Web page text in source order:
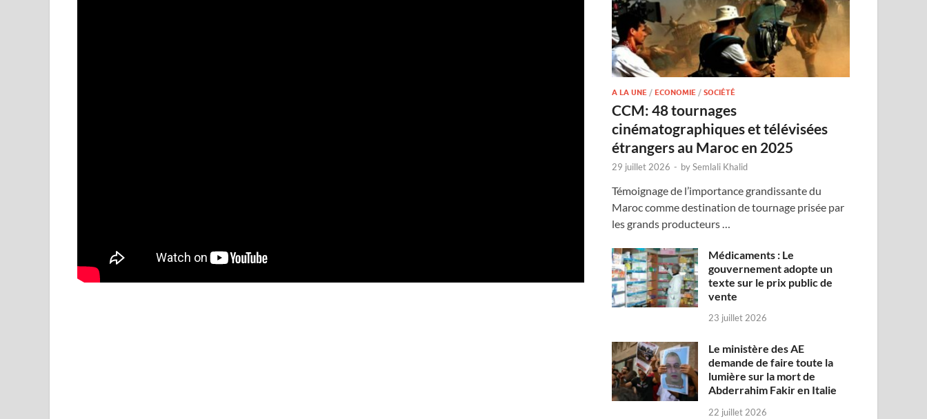
A LA UNE /ECONOMIE /SOCIÉTÉ
CCM: 48 tournages
cinématographiques et télévisées
étrangers au Maroc en 2025
29 juillet 2026 - bySemlali Khalid
Témoignage de l’importance grandissante du
Maroc comme destination de tournage prisée par
les grands producteurs …
Médicaments : Le
gouvernement adopte un
texte sur le prix public de
vente
23 juillet 2026
Le ministère des AE
demande de faire toute la
lumière sur la mort de
Abderrahim Fakir en Italie
22 juillet 2026